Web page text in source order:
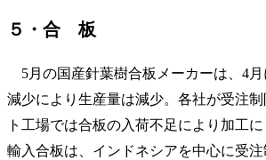
５・合 板
5月の国産針葉樹合板メーカーは、4
減少により生産量は減少。各社が受注
ト工場では合板の入荷不足により加工に
輸入合板は、インドネシアを中心に受